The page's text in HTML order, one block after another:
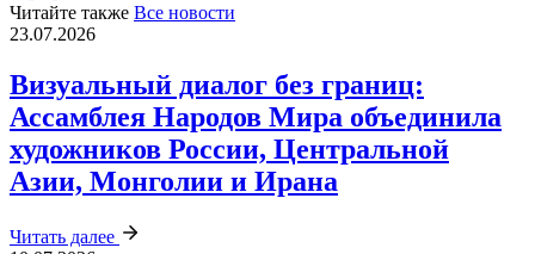
Читайте также Все новости
23.07.2026
Визуальный диалог без границ:
Ассамблея Народов Мира объединила
художников России, Центральной
Азии, Монголии и Ирана
Читать далее